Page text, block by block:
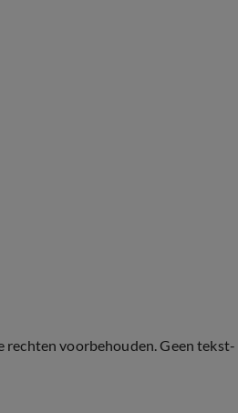
rechten voorbehouden. Geen tekst-